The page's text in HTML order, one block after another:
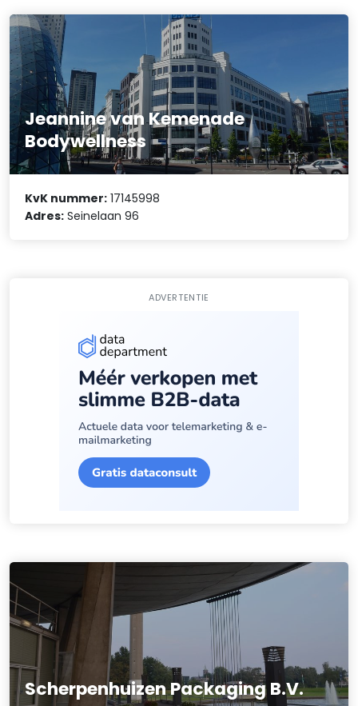
Jeannine van Kemenade
Bodywellness
KvK nummer: 17145998
Adres: Seinelaan 96
ADVERTENTIE
Scherpenhuizen Packaging B.V.